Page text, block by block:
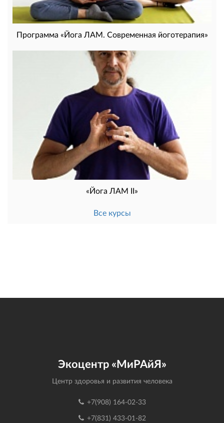
Программа «Йога ЛАМ. Современная йоготерапия»
«Йога ЛАМ II»
Все курсы
Экоцентр «МиРАйЯ»
Центр здоровья и развития человека
+7(908) 164-02-33
+7(831) 433-01-82